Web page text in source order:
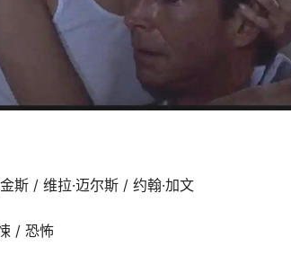
斯 / 维拉·迈尔斯 / 约翰·加文
/ 恐怖